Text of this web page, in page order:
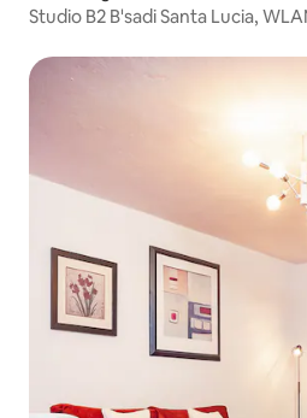
Studio B2 B'sadi Santa Lucia,